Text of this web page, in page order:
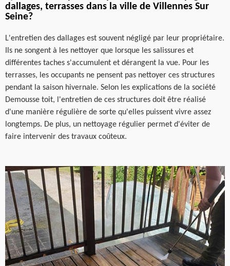
dallages, terrasses dans la ville de Villennes Sur
Seine?
L'entretien des dallages est souvent négligé par leur propriétaire.
Ils ne songent à les nettoyer que lorsque les salissures et
différentes taches s'accumulent et dérangent la vue. Pour les
terrasses, les occupants ne pensent pas nettoyer ces structures
pendant la saison hivernale. Selon les explications de la société
Demousse toit, l'entretien de ces structures doit être réalisé
d'une manière régulière de sorte qu'elles puissent vivre assez
longtemps. De plus, un nettoyage régulier permet d'éviter de
faire intervenir des travaux coûteux.